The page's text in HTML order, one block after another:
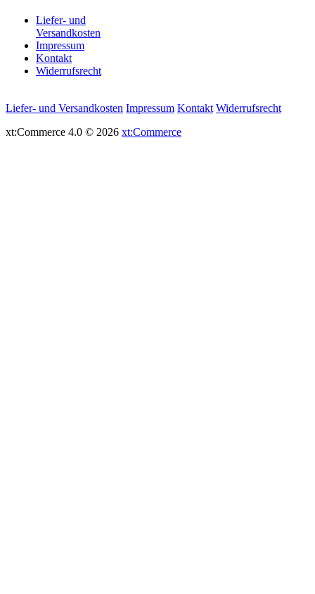
Liefer- und
Versandkosten
Impressum
Kontakt
Widerrufsrecht
Liefer- und Versandkosten Impressum Kontakt Widerrufsrecht
xt:Commerce 4.0 © 2026 xt:Commerce